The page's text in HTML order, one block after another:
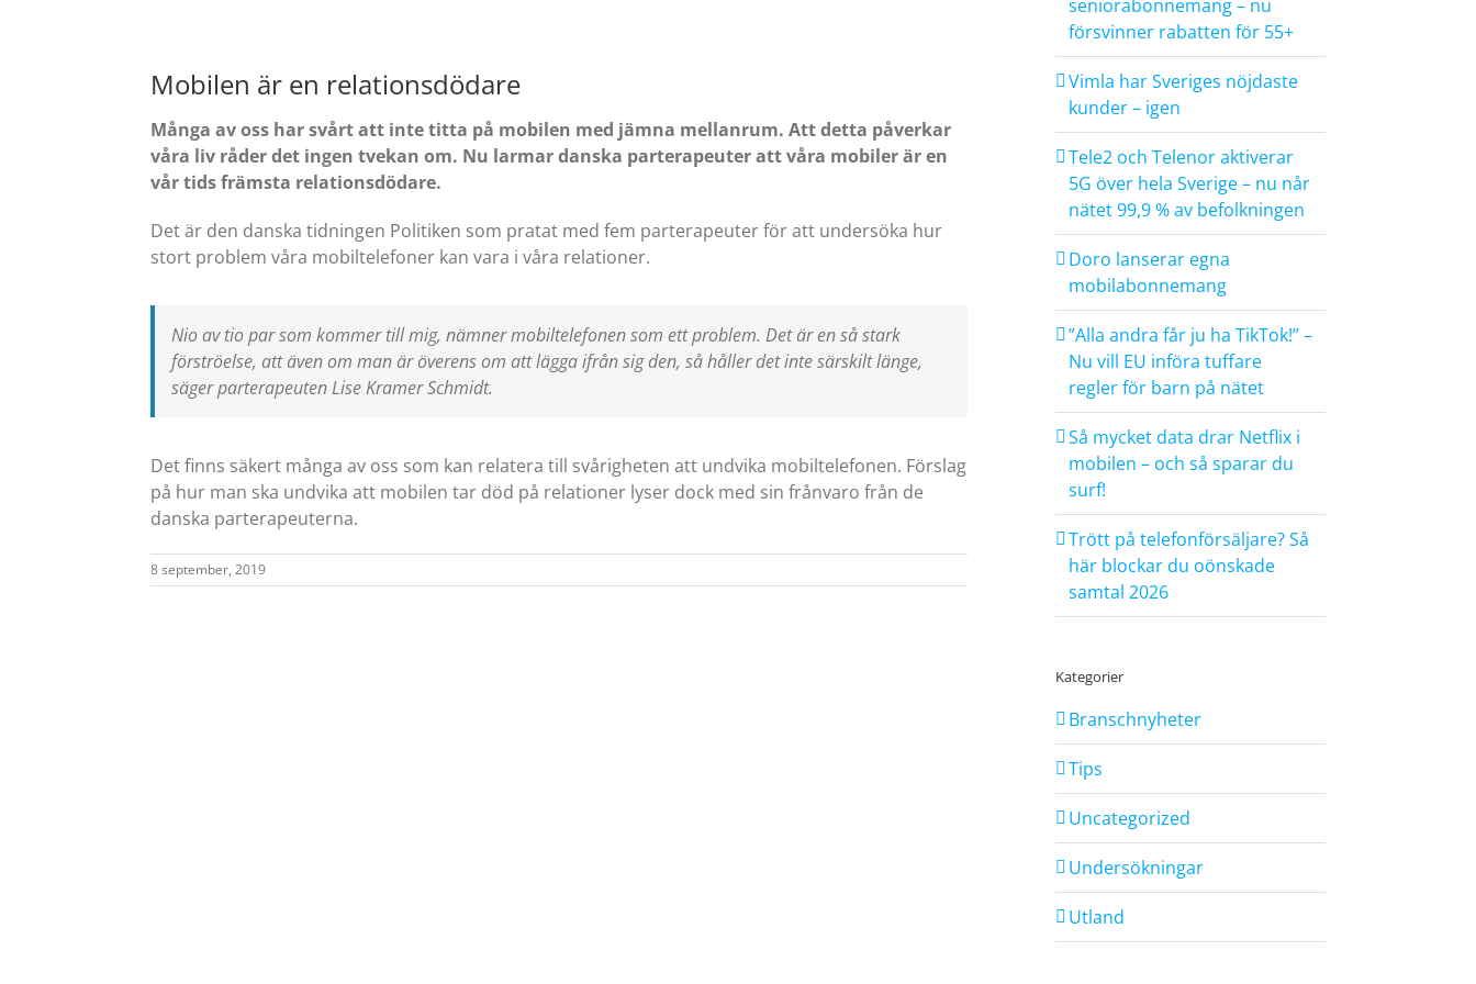
Mobilen är en relationsdödare
Många av oss har svårt att inte titta på mobilen med jämna mellanrum. Att detta påverkar
våra liv råder det ingen tvekan om. Nu larmar danska parterapeuter att våra mobiler är en
vår tids främsta relationsdödare.
Det är den danska tidningen Politiken som pratat med fem parterapeuter för att undersöka hur
stort problem våra mobiltelefoner kan vara i våra relationer.
Nio av tio par som kommer till mig, nämner mobiltelefonen som ett problem. Det är en så stark
förströelse, att även om man är överens om att lägga ifrån sig den, så håller det inte särskilt länge,
säger parterapeuten Lise Kramer Schmidt.
Det finns säkert många av oss som kan relatera till svårigheten att undvika mobiltelefonen. Förslag
på hur man ska undvika att mobilen tar död på relationer lyser dock med sin frånvaro från de
danska parterapeuterna.
8 september, 2019
seniorabonnemang – nu
försvinner rabatten för 55+
Vimla har Sveriges nöjdaste
kunder – igen
Tele2 och Telenor aktiverar
5G över hela Sverige – nu når
nätet 99,9 % av befolkningen
Doro lanserar egna
mobilabonnemang
”Alla andra får ju ha TikTok!” –
Nu vill EU införa tuffare
regler för barn på nätet
Så mycket data drar Netflix i
mobilen – och så sparar du
surf!
Trött på telefonförsäljare? Så
här blockar du oönskade
samtal 2026
Kategorier
Branschnyheter
Tips
Uncategorized
Undersökningar
Utland